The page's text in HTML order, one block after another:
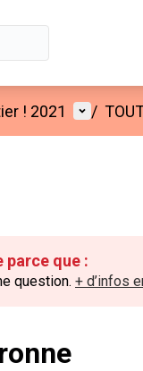
! 2021 Menu
/
parce que :
question. + d’infos